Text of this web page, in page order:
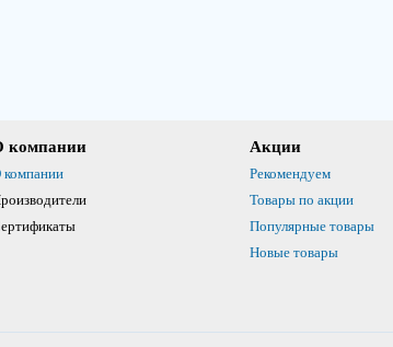
компании
компании
Акции
Рекомендуем
Товары по акции
Популярные товары
Новые товары